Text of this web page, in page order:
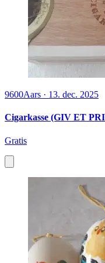
9600Aars · 13. dec. 2025
Cigarkasse (GIV ET
Gratis